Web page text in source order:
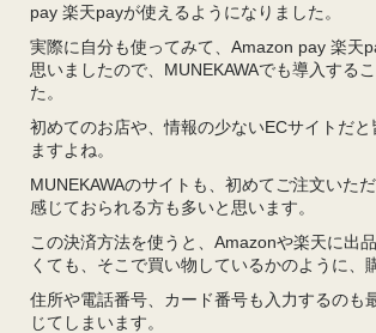
pay 楽天payが使えるようになりました。
実際に自分も使ってみて、Amazon pay 楽天
思いましたので、MUNEKAWAでも導入する
た。
初めてのお店や、情報の少ないECサイトだと
ますよね。
MUNEKAWAのサイトも、初めてご注文いた
感じておられる方も多いと思います。
この決済方法を使うと、Amazonや楽天に出
くても、そこで買い物しているかのように、
住所や電話番号、カード番号も入力するのも
じてしまいます。